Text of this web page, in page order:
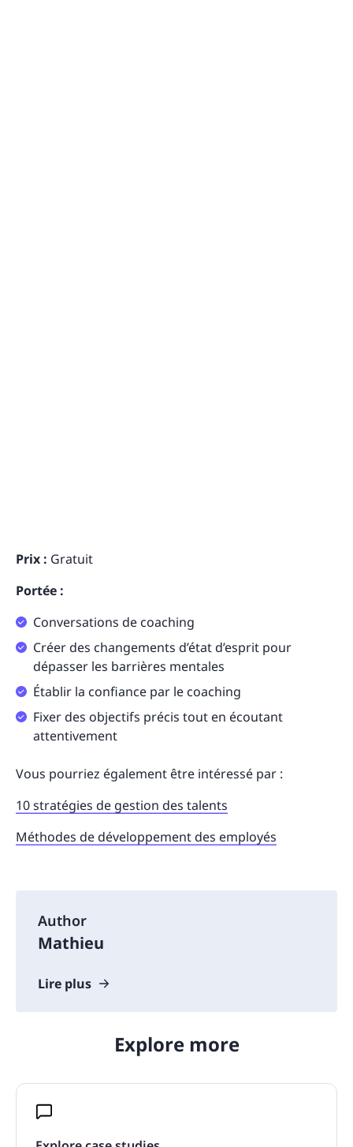
Prix : Gratuit
Portée :
Conversations de coaching
Créer des changements d’état d’esprit pour
dépasser les barrières mentales
Établir la confiance par le coaching
Fixer des objectifs précis tout en écoutant
attentivement
Vous pourriez également être intéressé par :
10 stratégies de gestion des talents
Méthodes de développement des employés
Author
Mathieu
Lire plus
Explore more